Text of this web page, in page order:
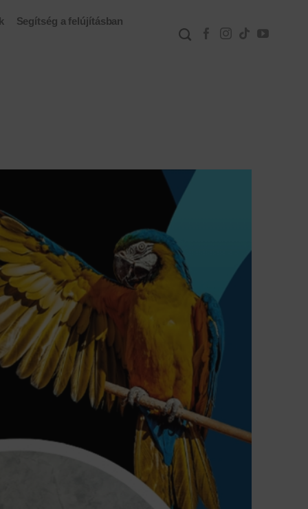
Segítség a felújításban